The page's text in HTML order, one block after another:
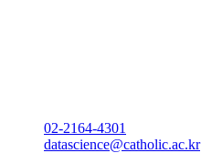
02-2164-4301
datascience@catholic.ac.kr